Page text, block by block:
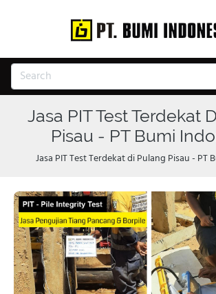
Jasa PIT Test Terdekat
Pisau - PT Bumi
Jasa PIT Test Terdekat di Pulang Pisau - PT